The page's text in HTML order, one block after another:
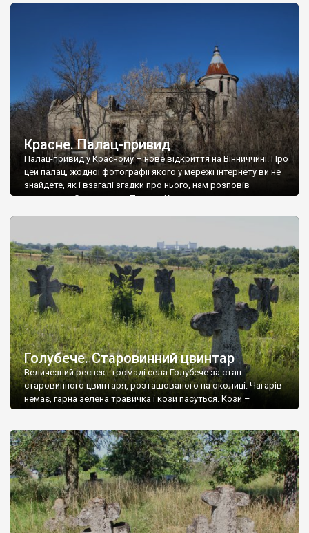
Красне. Палац-привид
Палац-привид у Красному – нове відкриття на Вінниччині. Про
цей палац, жодної фотографії якого у мережі інтернету ви не
знайдете, як і взагалі згадки про нього, нам розповів
мешканець Самгородка. Палац у Красному вразив не лише
Голубече. Старовинний цвинтар
Величезний респект громаді села Голубече за стан
старовинного цвинтаря, розташованого на околиці. Чагарів
немає, гарна зелена травичка і кози пасуться. Кози –
найкращий регулятор шкідливої, для старих кладовищ,
бруньками, кози ті бруньки обгризають, бо то улюблений
делікатес. На цвинтарі у Голубечому ціла колекція
різноманітних форм хрестів. Село відносно невелике, […]